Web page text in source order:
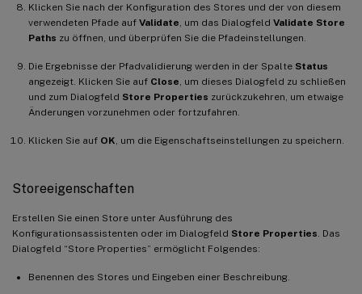
Klicken Sie nach der Konfiguration des Stores und der von diesem
verwendeten Pfade auf Validate , um das Dialogfeld Validate Store
Paths zu öffnen, und überprüfen Sie die Pfadeinstellungen.
Die Ergebnisse der Pfadvalidierung werden in der Spalte Status
angezeigt. Klicken Sie auf Close , um dieses Dialogfeld zu schließen
und zum Dialogfeld Store Properties zurückzukehren, um etwaige
Änderungen vorzunehmen oder fortzufahren.
Klicken Sie auf OK , um die Eigenschaftseinstellungen zu speichern.
Storeeigenschaften
Erstellen Sie einen Store unter Ausführung des
Konfigurationsassistenten oder im Dialogfeld Store Properties . Das
Dialogfeld “Store Properties” ermöglicht Folgendes:
Benennen des Stores und Eingeben einer Beschreibung.